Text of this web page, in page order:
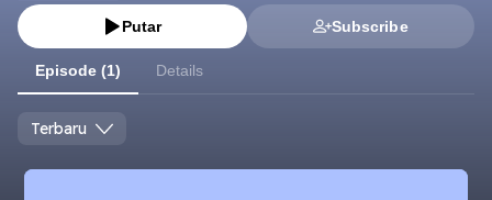
Putar Subscribe
Episode (1) Details
Terbaru